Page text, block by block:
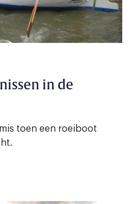
in de
toen een roeiboot